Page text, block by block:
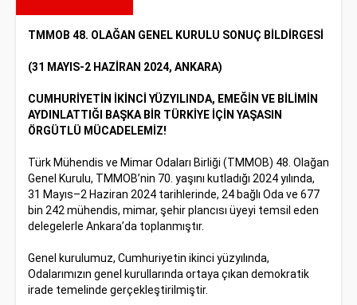
TMMOB 48. OLAĞAN GENEL KURULU SONUÇ BİLDİRGESİ
(31 MAYIS-2 HAZİRAN 2024, ANKARA)
CUMHURİYETİN İKİNCİ YÜZYILINDA, EMEĞİN VE BİLİMİN
AYDINLATTIĞI BAŞKA BİR TÜRKİYE İÇİN YAŞASIN
ÖRGÜTLÜ MÜCADELEMİZ!​
Türk Mühendis ve Mimar Odaları Birliği (TMMOB) 48. Olağan
Genel Kurulu, TMMOB’nin 70. yaşını kutladığı 2024 yılında,
31 Mayıs–2 Haziran 2024 tarihlerinde, 24 bağlı Oda ve 677
bin 242 mühendis, mimar, şehir plancısı üyeyi temsil eden
delegelerle Ankara’da toplanmıştır.
Genel kurulumuz, Cumhuriyetin ikinci yüzyılında,
Odalarımızın genel kurullarında ortaya çıkan demokratik
irade temelinde gerçekleştirilmiştir.